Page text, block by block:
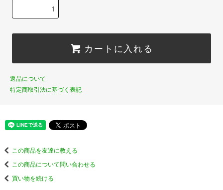
カートに入れる
返品について
特定商取引法に基づく表記
この商品を友達に教える
この商品について問い合わせる
買い物を続ける